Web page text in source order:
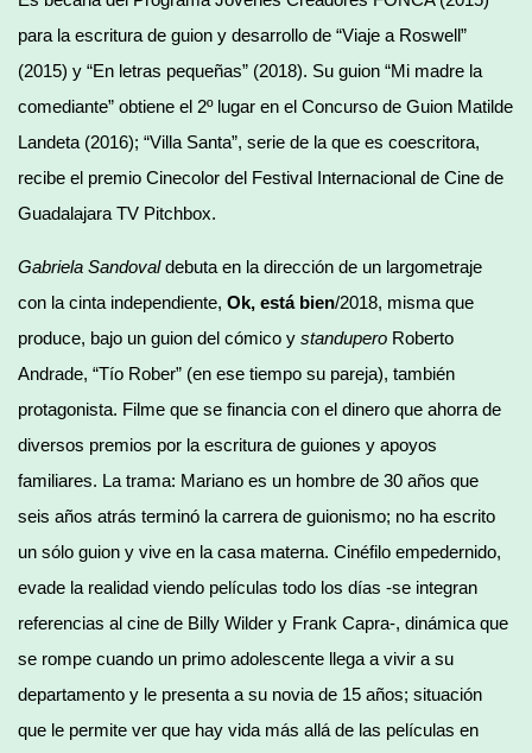
para la escritura de guion y desarrollo de “Viaje a Roswell”
(2015) y “En letras pequeñas” (2018). Su guion “Mi madre la
comediante” obtiene el 2º lugar en el Concurso de Guion Matilde
Landeta (2016); “Villa Santa”, serie de la que es coescritora,
recibe el premio Cinecolor del Festival Internacional de Cine de
Guadalajara TV Pitchbox.
Gabriela Sandovaldebuta en la dirección de un largometraje
con la cinta independiente, Ok, está bien/2018, misma que
produce, bajo un guion del cómico y standupero Roberto
Andrade, “Tío Rober” (en ese tiempo su pareja), también
protagonista. Filme que se financia con el dinero que ahorra de
diversos premios por la escritura de guiones y apoyos
familiares. La trama: Mariano es un hombre de 30 años que
seis años atrás terminó la carrera de guionismo; no ha escrito
un sólo guion y vive en la casa materna. Cinéfilo empedernido,
evade la realidad viendo películas todo los días -se integran
referencias al cine de Billy Wilder y Frank Capra-, dinámica que
se rompe cuando un primo adolescente llega a vivir a su
departamento y le presenta a su novia de 15 años; situación
que le permite ver que hay vida más allá de las películas en